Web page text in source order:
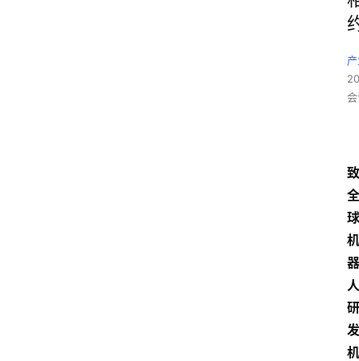
致
全
球
机
器
人
研
发
机